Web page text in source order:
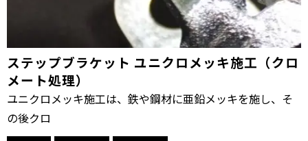
ステップブラケット ユニクロメッキ施工（クロ
メート処理）
ユニクロメッキ施工は、鉄や鋼材に亜鉛メッキを施し、そ
の後クロ